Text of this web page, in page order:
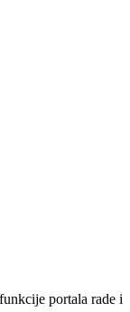
portala rade i